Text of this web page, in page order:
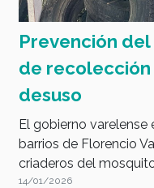
Prevención
de recolección
desuso
El gobierno
barrios de Florencio
criaderos del
14/01/2026